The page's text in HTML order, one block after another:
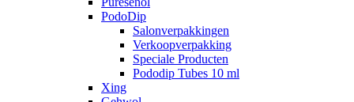
PodoDip
Salonverpakkingen
Verkoopverpakking
Speciale Producten
Pododip Tubes 10 ml
Xing